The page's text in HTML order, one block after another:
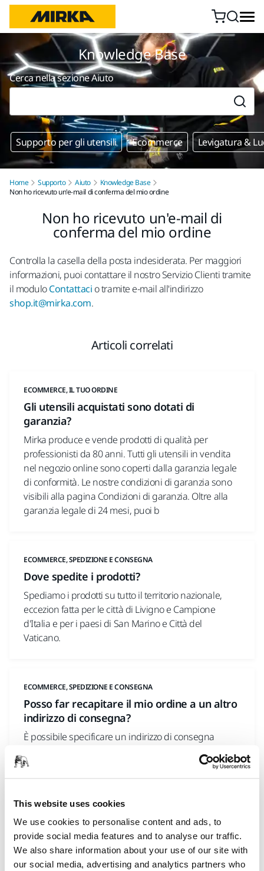
This website uses cookies
We use cookies to personalise content and ads, to
provide social media features and to analyse our traffic.
We also share information about your use of our site with
our social media, advertising and analytics partners who
Knowledge Base
Cerca nella sezione Aiuto
Supporto per gli utensili Ecommerce Levigatura &
Home Supporto Aiuto
Knowledge Base
Non ho ricevuto un'e-mail di conferma del mio ordine
Non ho ricevuto un'e-mail di
conferma del mio ordine
Controlla la casella della posta indesiderata. Per maggiori
informazioni, puoi contattare il nostro Servizio Clienti tramite
il moduloContattaci o tramite e-mail all'indirizzo
shop.it@mirka.com.
Articoli correlati
ECOMMERCE, IL TUO ORDINE
Gli utensili acquistati sono dotati di
garanzia?
Mirka produce e vende prodotti di qualità per
professionisti da 80 anni. Tutti gli utensili in vendita
nel negozio online sono coperti dalla garanzia legale
di conformità. Le nostre condizioni di garanzia sono
visibili alla pagina Condizioni di garanzia. Oltre alla
garanzia legale di 24 mesi, puoi b
ECOMMERCE, SPEDIZIONE E CONSEGNA
Dove spedite i prodotti?
Spediamo i prodotti su tutto il territorio nazionale,
eccezion fatta per le città di Livigno e Campione
d'Italia e per i paesi di San Marino e Città del
Vaticano.
ECOMMERCE, SPEDIZIONE E CONSEGNA
Posso far recapitare il mio ordine a un altro
indirizzo di consegna?
È possibile specificare un indirizzo di consegna
conferma l'ordine al momento del pagamento.
Posso modificare il mio indirizzo di
consegna?
Non è possibile apportare modifiche dopo la